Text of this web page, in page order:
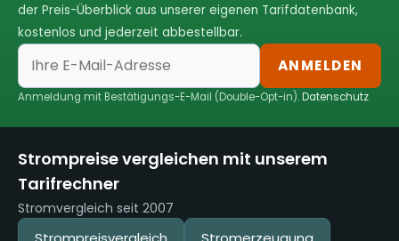
der Preis-Überblick aus unserer eigenen Tarifdatenbank,
kostenlos und jederzeit abbestellbar.
ANMELDEN
Anmeldung mit Bestätigungs-E-Mail (Double-Opt-in).Datenschutz
Strompreise vergleichen mit unserem
Tarifrechner
Stromvergleich seit 2007